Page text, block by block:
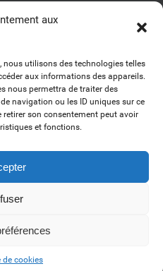
aux
nous utilisons des technologies telles
aux informations des appareils.
nous permettra de traiter des
navigation ou les ID uniques sur ce
retirer son consentement peut avoir
et fonctions.
de cookies
Buzzez !
communication